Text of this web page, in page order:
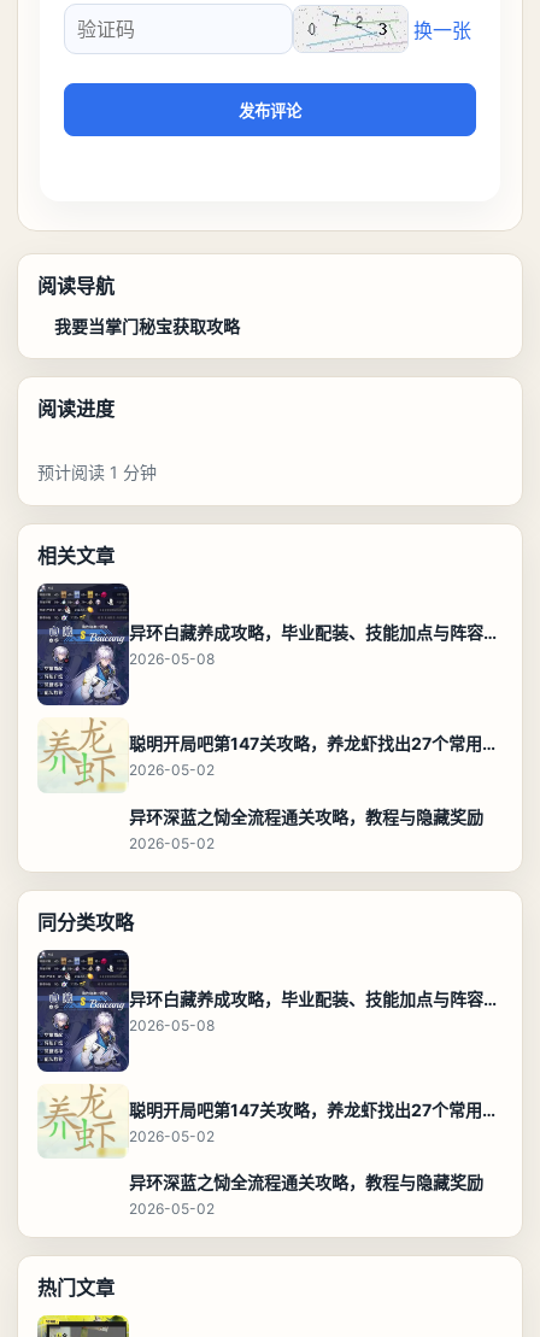
验证码
换一张
发布评论
阅读导航
我要当掌门秘宝获取攻略
阅读进度
预计阅读 1 分钟
相关文章
异环白藏养成攻略，毕业配装、技能加点与阵容搭配保姆级解析
2026-05-08
聪明开局吧第147关攻略，养龙虾找出27个常用字通关答案
2026-05-02
异环深蓝之恸全流程通关攻略，教程与隐藏奖励
2026-05-02
同分类攻略
异环白藏养成攻略，毕业配装、技能加点与阵容搭配保姆级解析
2026-05-08
聪明开局吧第147关攻略，养龙虾找出27个常用字通关答案
2026-05-02
异环深蓝之恸全流程通关攻略，教程与隐藏奖励
2026-05-02
热门文章